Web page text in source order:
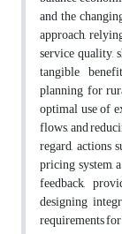
and the
approach,
service quality,
tangible
planning for
optimal use of
flows, and
regard, actions
pricing system,
feedback,
designing
requirements